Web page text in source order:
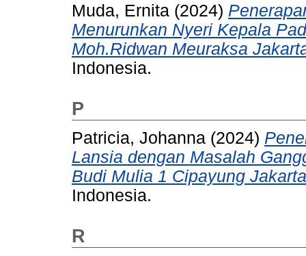
Muda, Ernita (2024)
Menurunkan Nyeri Kepala
Moh.Ridwan Meuraksa
Indonesia.
P
Patricia, Johanna (2024)
Lansia dengan Masalah
Budi Mulia 1 Cipayung
Indonesia.
R